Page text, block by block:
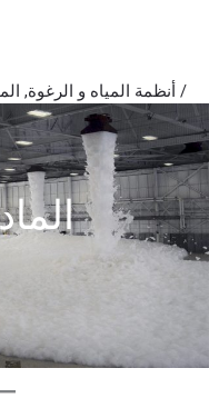
/ أنظمة المياه و الرغوة,